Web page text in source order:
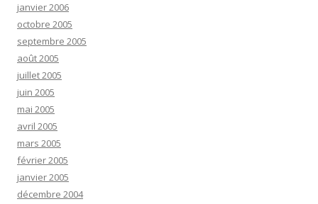
janvier 2006
octobre 2005
septembre 2005
août 2005
juillet 2005
juin 2005
mai 2005
avril 2005
mars 2005
février 2005
janvier 2005
décembre 2004